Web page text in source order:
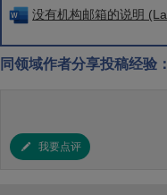
没有机构邮箱的说明
同领域作者分享投稿经验
我要点评